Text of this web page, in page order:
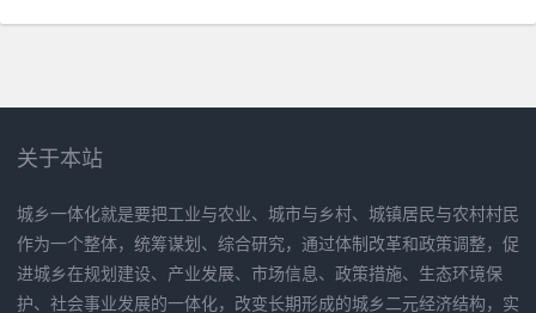
关于本站
城乡一体化就是要把工业与农业、城市与乡村、城镇居民与农村村民
作为一个整体，统筹谋划、综合研究，通过体制改革和政策调整，促
进城乡在规划建设、产业发展、市场信息、政策措施、生态环境保
护、社会事业发展的一体化，改变长期形成的城乡二元经济结构，实